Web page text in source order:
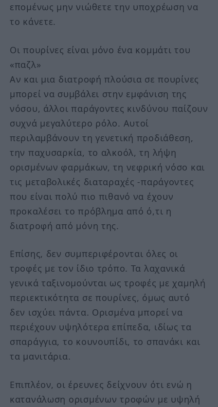
επομένως μην νιώθετε την υποχρέωση να
το κάνετε.
Οι πουρίνες είναι μόνο ένα κομμάτι του
«παζλ»
Αν και μια διατροφή πλούσια σε πουρίνες
μπορεί να συμβάλει στην εμφάνιση της
νόσου, άλλοι παράγοντες κινδύνου παίζουν
συχνά μεγαλύτερο ρόλο. Αυτοί
περιλαμβάνουν τη γενετική προδιάθεση,
την παχυσαρκία, το αλκοόλ, τη λήψη
ορισμένων φαρμάκων, τη νεφρική νόσο και
τις μεταβολικές διαταραχές -παράγοντες
που είναι πολύ πιο πιθανό να έχουν
προκαλέσει το πρόβλημα από ό,τι η
διατροφή από μόνη της.
Επίσης, δεν συμπεριφέρονται όλες οι
τροφές με τον ίδιο τρόπο. Τα λαχανικά
γενικά ταξινομούνται ως τροφές με χαμηλή
περιεκτικότητα σε πουρίνες, όμως αυτό
δεν ισχύει πάντα. Ορισμένα μπορεί να
περιέχουν υψηλότερα επίπεδα, ιδίως τα
σπαράγγια, το κουνουπίδι, το σπανάκι και
τα μανιτάρια.
Επιπλέον, οι έρευνες δείχνουν ότι ενώ η
κατανάλωση ορισμένων τροφών με υψηλή